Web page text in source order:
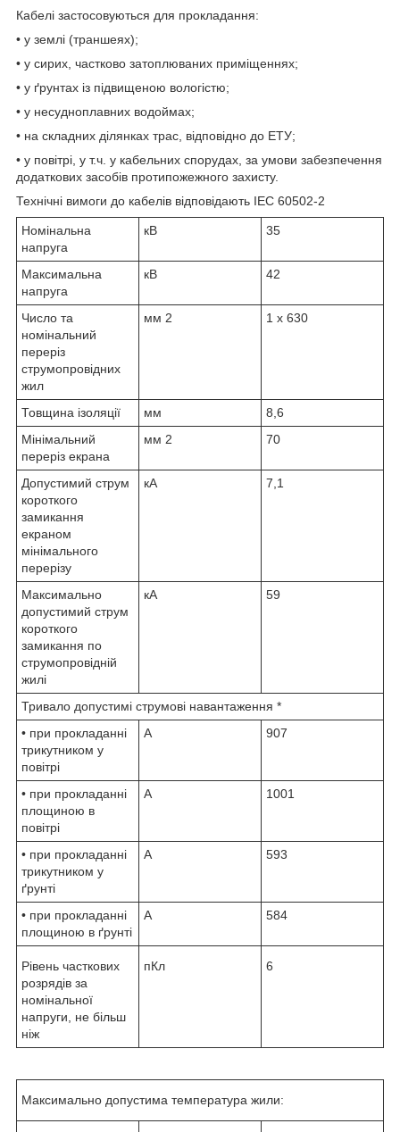
Кабелі застосовуються для прокладання:
• у землі (траншеях);
• у сирих, частково затоплюваних приміщеннях;
• у ґрунтах із підвищеною вологістю;
• у несудноплавних водоймах;
• на складних ділянках трас, відповідно до ЕТУ;
• у повітрі, у т.ч. у кабельних спорудах, за умови забезпечення
додаткових засобів протипожежного захисту.
Технічні вимоги до кабелів відповідають IEC 60502-2
Номінальна
напруга
кВ 35
Максимальна
напруга
кВ 42
Число та
номінальний
переріз
струмопровідних
жил
мм 2 1 x 630
Товщина ізоляції мм
8,6
Мінімальний
переріз екрана
мм 2 70
Допустимий струм
короткого
замикання
екраном
мінімального
перерізу
кА 7,1
Максимально
допустимий струм
короткого
замикання по
струмопровідній
жилі
кА 59
Тривало допустимі струмові навантаження *
• при прокладанні
трикутником у
повітрі
А 907
• при прокладанні
площиною в
повітрі
А 1001
• при прокладанні
трикутником у
ґрунті
А 593
• при прокладанні
площиною в ґрунті
А 584
Рівень часткових
розрядів за
номінальної
напруги, не більш
ніж
пКл 6
Максимально допустима температура жили: